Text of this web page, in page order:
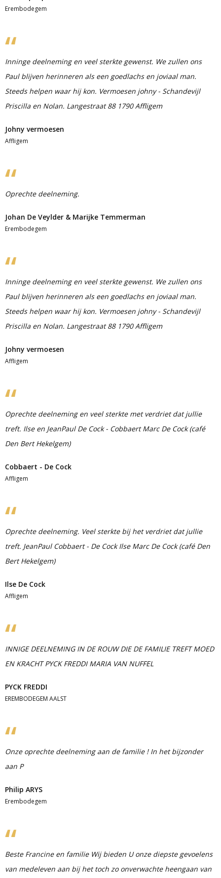
Erembodegem
Inninge deelneming en veel sterkte gewenst. We zullen ons
Paul blijven herinneren als een goedlachs en joviaal man.
Steeds helpen waar hij kon. Vermoesen johny - Schandevijl
Priscilla en Nolan. Langestraat 88 1790 Affligem
Johny vermoesen
Affligem
Oprechte deelneming.
Johan De Veylder & Marijke Temmerman
Erembodegem
Inninge deelneming en veel sterkte gewenst. We zullen ons
Paul blijven herinneren als een goedlachs en joviaal man.
Steeds helpen waar hij kon. Vermoesen johny - Schandevijl
Priscilla en Nolan. Langestraat 88 1790 Affligem
Johny vermoesen
Affligem
Oprechte deelneming en veel sterkte met verdriet dat jullie
treft. Ilse en JeanPaul De Cock - Cobbaert Marc De Cock (café
Den Bert Hekelgem)
Cobbaert - De Cock
Affligem
Oprechte deelneming. Veel sterkte bij het verdriet dat jullie
treft. JeanPaul Cobbaert - De Cock Ilse Marc De Cock (café Den
Bert Hekelgem)
Ilse De Cock
Affligem
INNIGE DEELNEMING IN DE ROUW DIE DE FAMILIE TREFT MOED
EN KRACHT PYCK FREDDI MARIA VAN NUFFEL
PYCK FREDDI
EREMBODEGEM AALST
Onze oprechte deelneming aan de familie ! In het bijzonder
aan P
Philip ARYS
Erembodegem
Beste Francine en familie Wij bieden U onze diepste gevoelens
van medeleven aan bij het toch zo onverwachte heengaan van